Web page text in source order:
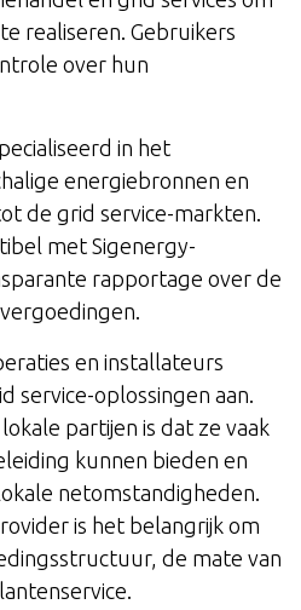
realiseren. Gebruikers
over hun
in het
energiebronnen en
de grid service-markten.
met Sigenergy-
rapportage over de
en installateurs
service-oplossingen aan.
partijen is dat ze vaak
kunnen bieden en
netomstandigheden.
is het belangrijk om
de mate van